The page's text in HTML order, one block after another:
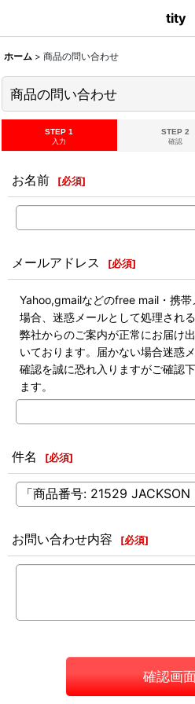
tity
ホーム > 商品の問い合わせ
商品の問い合わせ
STEP 1
入力
STEP 2
確認
お名前 [必須]
メールアドレス [必須]
Yahoo,gmailなどのfree mail・携
場合、迷惑メールとして処理され
弊社からのご案内が正常にお届け
いております。届かない場合迷惑
確認を誠に恐れ入りますがご確認
ます。
件名 [必須]
お問い合わせ内容 [必須]
確認画